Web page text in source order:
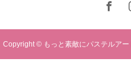
Copyright © もっと素敵にパステルア